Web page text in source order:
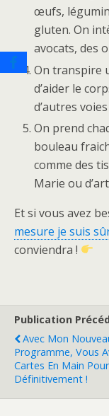
œufs,
gluten. On
avocats, des
On transpire
d’aider le
d’autres
On prend
bouleau
comme des
Marie ou
Et si vous avez
mesure je suis
conviendra !
Publication
Avec Mon
Programme, Vous
Cartes En Main
Définitivement !